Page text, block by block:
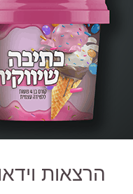
הרצאות